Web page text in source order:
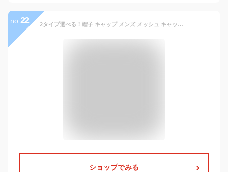
no. 22 2タイプ選べる！帽子 キャップ メンズ メッシュ キャップ 通気性 野球帽 無地 シンプル 春夏 日よけ帽子 UVカットスポーツ 散歩 登山 遠足 旅行 小顔効果 父の日 プレゼント 運動会 速乾 送料無料
ショップでみる